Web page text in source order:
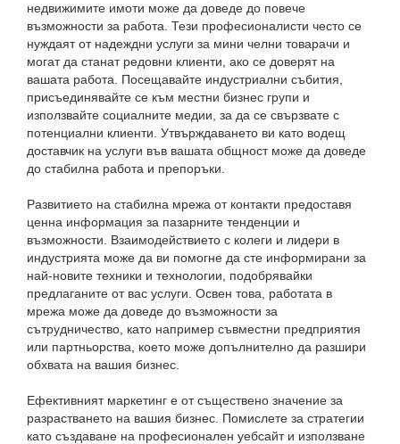
недвижимите имоти може да доведе до повече
възможности за работа. Тези професионалисти често се
нуждаят от надеждни услуги за мини челни товарачи и
могат да станат редовни клиенти, ако се доверят на
вашата работа. Посещавайте индустриални събития,
присъединявайте се към местни бизнес групи и
използвайте социалните медии, за да се свързвате с
потенциални клиенти. Утвърждаването ви като водещ
доставчик на услуги във вашата общност може да доведе
до стабилна работа и препоръки.
Развитието на стабилна мрежа от контакти предоставя
ценна информация за пазарните тенденции и
възможности. Взаимодействието с колеги и лидери в
индустрията може да ви помогне да сте информирани за
най-новите техники и технологии, подобрявайки
предлаганите от вас услуги. Освен това, работата в
мрежа може да доведе до възможности за
сътрудничество, като например съвместни предприятия
или партньорства, което може допълнително да разшири
обхвата на вашия бизнес.
Ефективният маркетинг е от съществено значение за
разрастването на вашия бизнес. Помислете за стратегии
като създаване на професионален уебсайт и използване